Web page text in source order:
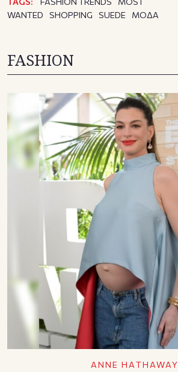
WANTED
SHOPPING SUEDE ΜΟΔΑ
FASHION
ANNE HATHAWAY